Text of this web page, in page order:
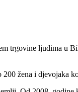
trgovine ljudima u
žena i djevojaka